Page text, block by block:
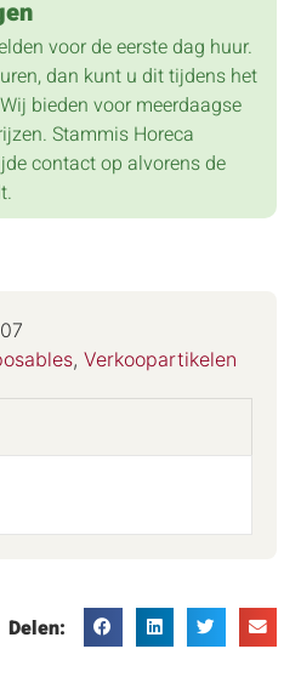
voor de eerste dag huur.
dan kunt u dit tijdens het
bieden voor meerdaagse
Stammis Horeca
contact op alvorens de
, Verkoopartikelen
Delen: